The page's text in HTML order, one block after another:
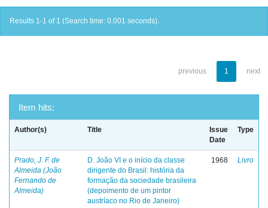
Results 1-1 of 1 (Search time: 0.001 seconds).
previous 1 next
Item hits:
Author(s) Title
Issue
Date
Type
Prado, J. F. de
Almeida (João
Fernando de
Almeida)
D. João VI e o início da classe
dirigente do Brasil: história da
formação da sociedade brasileira
(depoimento de um pintor
austríaco no Rio de Janeiro)
1968 Livro